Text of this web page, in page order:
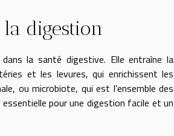
digestion
la santé digestive. Elle entraîne la
et les levures, qui enrichissent les
ou microbiote, qui est l'ensemble des
pour une digestion facile et un